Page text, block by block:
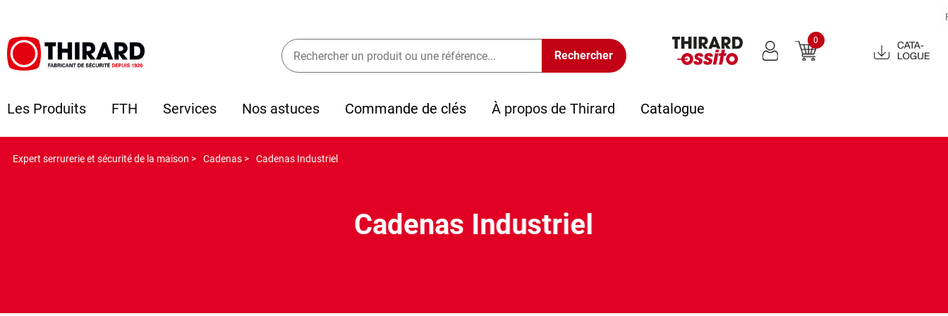
0
Catalogue
2022
Les Produits FTH Services Nos astuces Commande de clés À propos de Thirard Catalogue
Expert serrurerie et sécurité de la maison > Cadenas > Cadenas Industriel
Cadenas Industriel